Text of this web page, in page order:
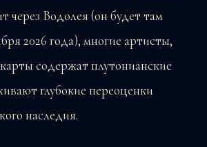
через Водолея (он будет там
2026 года), многие артисты,
содержат плутонианские
глубокие переоценки
наследия.